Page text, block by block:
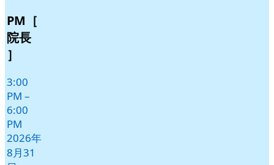
PM［
院長
］
3:00
PM –
6:00
PM
2026年
8月31